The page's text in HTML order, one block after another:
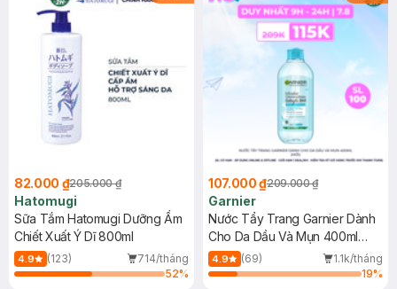
82.000 ₫205.000 ₫
Hatomugi
Sữa Tắm Hatomugi Dưỡng Ẩm
Chiết Xuất Ý Dĩ 800ml
4.9 (123)
714/tháng
52%
107.000 ₫209.000 ₫
Garnier
Nước Tẩy Trang Garnier Dành
Cho Da Dầu Và Mụn 400ml
(Mới)
4.9 (69)
1.1k/tháng
19%